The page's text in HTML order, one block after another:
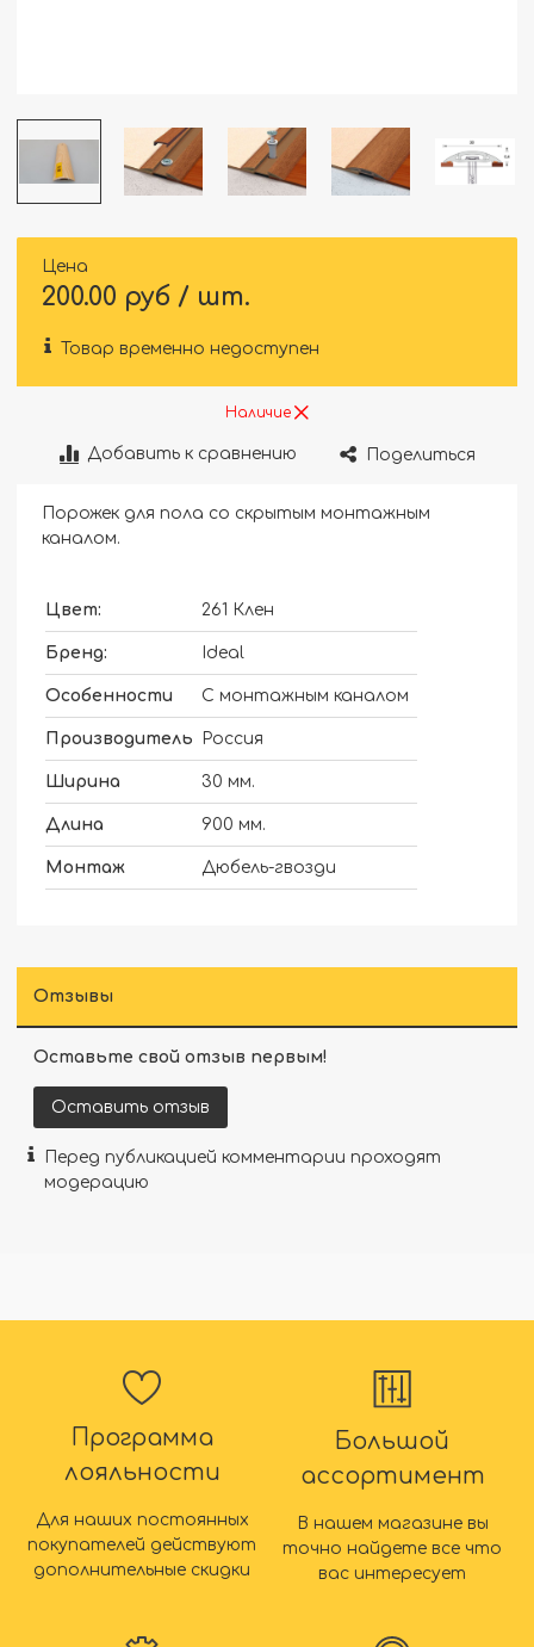
Цена
200.00 руб / шт.
Товар временно недоступен
Наличие
Добавить к сравнению Поделиться
Порожек для пола со скрытым монтажным
каналом.
Цвет: 261 Клен
Бренд: Ideal
Особенности С монтажным каналом
Производитель Россия
Ширина 30 мм.
Длина 900 мм.
Монтаж Дюбель-гвозди
Отзывы
Оставьте свой отзыв первым!
Оставить отзыв
Перед публикацией комментарии проходят
модерацию
Программа
лояльности
Для наших постоянных
покупателей действуют
дополнительные скидки
Большой
ассортимент
В нашем магазине вы
точно найдете все что
вас интересует